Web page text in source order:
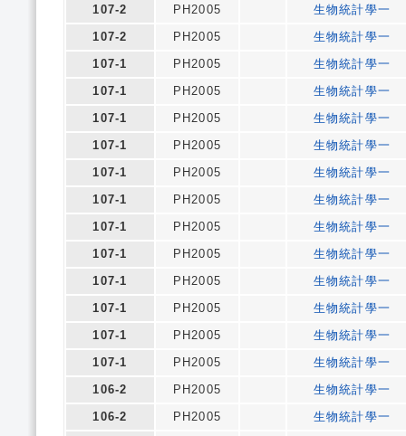
107-2
PH2005
生物統計學一
107-2
PH2005
生物統計學一
107-1
PH2005
生物統計學一
107-1
PH2005
生物統計學一
107-1
PH2005
生物統計學一
107-1
PH2005
生物統計學一
107-1
PH2005
生物統計學一
107-1
PH2005
生物統計學一
107-1
PH2005
生物統計學一
107-1
PH2005
生物統計學一
107-1
PH2005
生物統計學一
107-1
PH2005
生物統計學一
107-1
PH2005
生物統計學一
107-1
PH2005
生物統計學一
106-2
PH2005
生物統計學一
106-2
PH2005
生物統計學一